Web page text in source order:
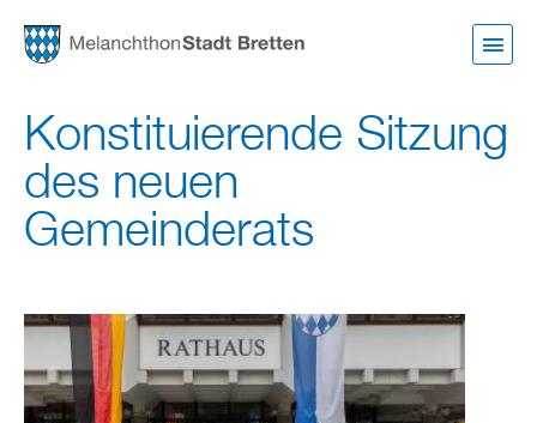
Konstituierende Sitzung
des neuen
Gemeinderats